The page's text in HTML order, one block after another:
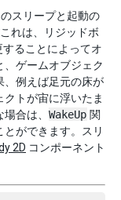
スリープと起動の
れは、リジッドボ
することによってオ
ゲームオブジェク
、例えば足元の床が
トが宙に浮いたま
合は、 WakeUp 関
ができます。スリ
2D コンポーネント